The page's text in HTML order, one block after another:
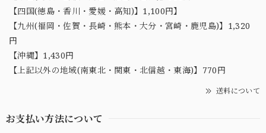
【四国(徳島・香川・愛媛・高知)】1,100円】
【九州(福岡・佐賀・長崎・熊本・大分・宮崎・鹿児島)】1,320
円
【沖縄】1,430円
【上記以外の地域(南東北・関東・北信越・東海)】770円
送料について
お支払い方法について